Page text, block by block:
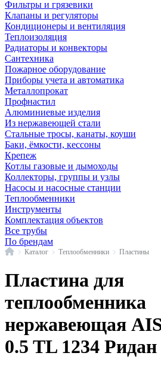
Фильтры и грязевики
Клапаны и регуляторы
Кондиционеры и вентиляция
Теплоизоляция
Радиаторы и конвекторы
Сантехника
Пожарное оборудование
Приборы учета и автоматика
Металлопрокат
Профнастил
Алюминиевые изделия
Из нержавеющей стали
Стальные тросы, канаты, коуши
Баки, ёмкости, кессоны
Крепеж
Котлы газовые и дымоходы
Коллекторы, группы и узлы
Насосы и насосные станции
Теплообменники
Инструменты
Комплектация объектов
Все трубы
По брендам
ГлавнаяКаталог Теплообменники Пластины
Пластина для
теплообменника
нержавеющая
0.5 TL 1234 Ридан